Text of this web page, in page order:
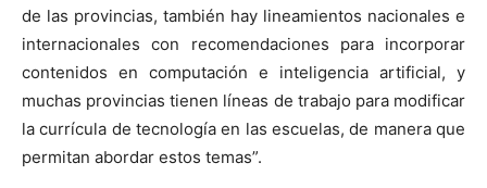
de las provincias, también hay lineamientos nacionales e
internacionales con recomendaciones para incorporar
contenidos en computación e inteligencia artificial, y
muchas provincias tienen líneas de trabajo para modificar
la currícula de tecnología en las escuelas, de manera que
permitan abordar estos temas”.